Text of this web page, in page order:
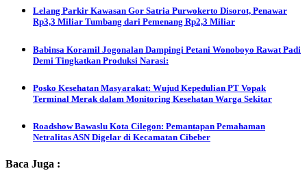
Lelang Parkir Kawasan Gor Satria Purwokerto Disorot, Penawar
Rp3,3 Miliar Tumbang dari Pemenang Rp2,3 Miliar
Babinsa Koramil Jogonalan Dampingi Petani Wonoboyo Rawat Padi
Demi Tingkatkan Produksi Narasi:
Posko Kesehatan Masyarakat: Wujud Kepedulian PT Vopak
Terminal Merak dalam Monitoring Kesehatan Warga Sekitar
Roadshow Bawaslu Kota Cilegon: Pemantapan Pemahaman
Netralitas ASN Digelar di Kecamatan Cibeber
Baca Juga :